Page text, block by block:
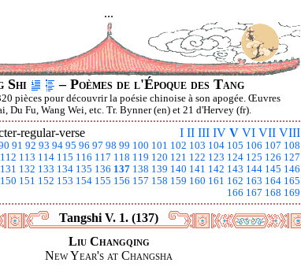
...
Shi – Poèmes de l'Époque des Tang
pièces pour découvrir la poésie chinoise à son apogée. Œuvres
Du Fu, Wang Wei, etc. Tr. Bynner (en) et 21 d'Hervey (fr).
I II III IV V VI VII VIII
regular-verse
91 92 93 94 95 96 97 98 99 100 101 102 103 104 105 106 107 108
112 113 114 115 116 117 118 119 120 121 122 123 124 125 126 127
131 132 133 134 135 136 137 138 139 140 141 142 143 144 145 146
150 151 152 153 154 155 156 157 158 159 160 161 162 163 164 165
166 167 168 169
Tangshi V. 1. (137)
Liu Changqing
New Year's at Changsha